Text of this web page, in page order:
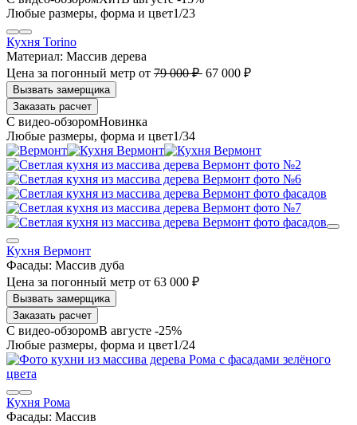
1/23
Кухня Torino
Материал: Массив дерева
Цена за погонный метр от 79 000 ₽ 67 000 ₽
Заказать расчет
1/34
Кухня Вермонт
Фасады: Массив дуба
Цена за погонный метр от 63 000 ₽
Заказать расчет
В августе -25%
1/24
Кухня Рома
Фасады: Массив